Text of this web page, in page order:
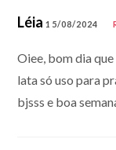
Léia 15/08/2024
Oiee, bom dia
lata só uso para
bjsss e boa